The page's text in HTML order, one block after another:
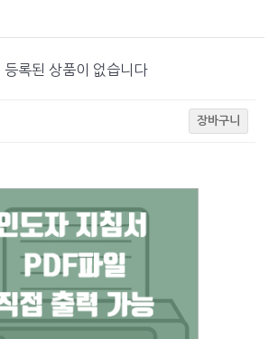
등록된 상품이 없습니다
장바구니